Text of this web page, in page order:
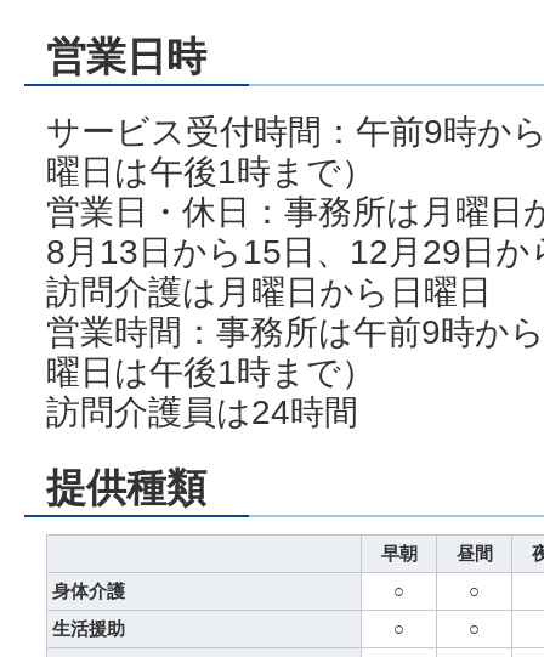
営業日時
サービス受付時間：午前9時か
曜日は午後1時まで）
営業日・休日：事務所は月曜日
8月13日から15日、12月29日
訪問介護は月曜日から日曜日
営業時間：事務所は午前9時か
曜日は午後1時まで）
訪問介護員は24時間
提供種類
早朝 昼間
身体介護
○
○
生活援助
○
○